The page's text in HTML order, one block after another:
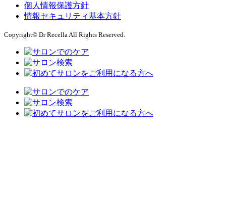
個人情報保護方針
情報セキュリティ基本方針
Copyright© Dr Recella All Rights Reserved.